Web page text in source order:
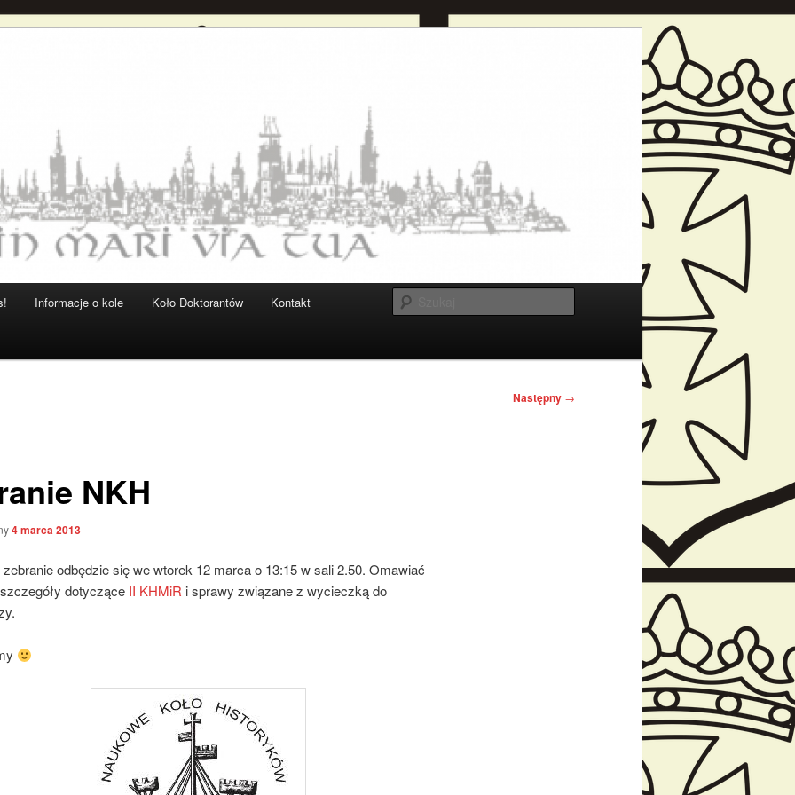
Informacje o kole Koło Doktorantów Kontakt
Następny →
NKH
4 marca 2013
odbędzie się we wtorek 12 marca o 13:15 w sali 2.50. Omawiać
dotycząceII KHMiR i sprawy związane z wycieczką do